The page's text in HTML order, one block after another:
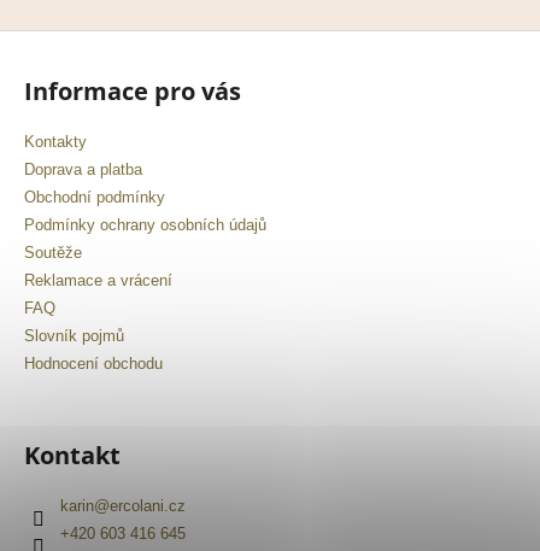
Informace pro vás
Kontakty
Doprava a platba
Obchodní podmínky
Podmínky ochrany osobních údajů
Soutěže
Reklamace a vrácení
FAQ
Slovník pojmů
Hodnocení obchodu
Kontakt
karin@ercolani.cz
+420 603 416 645